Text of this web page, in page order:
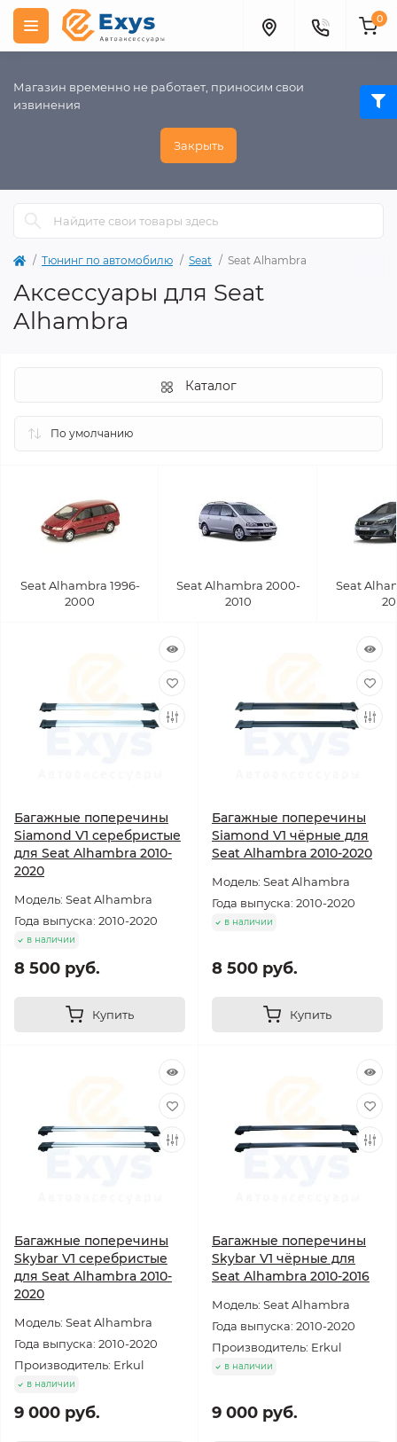
Магазин временно не работает, приносим свои
извинения
Закрыть
0
Тюнинг по автомобилю Seat Seat Alhambra
Аксессуары для Seat
Alhambra
Каталог
Seat Alhambra 1996-
2000
Seat Alhambra 2000-
2010
Seat
Багажные поперечины
Siamond V1 серебристые
для Seat Alhambra 2010-
2020
Модель: Seat Alhambra
Года выпуска: 2010-2020
в наличии
8 500 руб.
Купить
Багажные поперечины
Siamond V1 чёрные для
Seat Alhambra 2010-2020
Модель: Seat Alhambra
Года выпуска: 2010-2020
в наличии
8 500 руб.
Купить
Багажные поперечины
Skybar V1 серебристые
для Seat Alhambra 2010-
2020
Модель: Seat Alhambra
Года выпуска: 2010-2020
Производитель: Erkul
в наличии
9 000 руб.
Багажные поперечины
Skybar V1 чёрные для
Seat Alhambra 2010-2016
Модель: Seat Alhambra
Года выпуска: 2010-2020
Производитель: Erkul
в наличии
9 000 руб.